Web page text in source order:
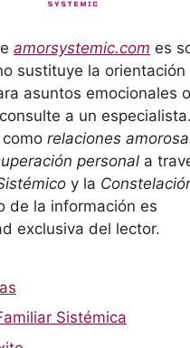
amorsystemic.com es
sustituye la orientación
asuntos emocionales
a un
relaciones
personal a
y la
de la información es
exclusiva del lector.
Sistémica